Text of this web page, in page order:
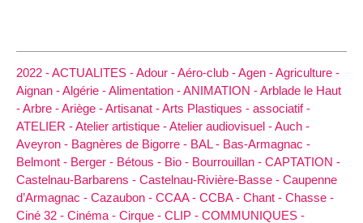
2022 -ACTUALITES -Adour -Aéro-club -Agen -Agriculture -
Aignan -Algérie -Alimentation -ANIMATION -Arblade le Haut
-Arbre -Ariège -Artisanat -Arts Plastiques - associatif -
ATELIER -Atelier artistique -Atelier audiovisuel -Auch -
Aveyron - Bagnères de Bigorre - BAL - Bas-Armagnac -
Belmont - Berger - Bétous - Bio - Bourrouillan - CAPTATION -
Castelnau-Barbarens - Castelnau-Rivière-Basse - Caupenne
d’Armagnac - Cazaubon - CCAA - CCBA - Chant - Chasse -
Ciné 32 - Cinéma - Cirque - CLIP - COMMUNIQUES -